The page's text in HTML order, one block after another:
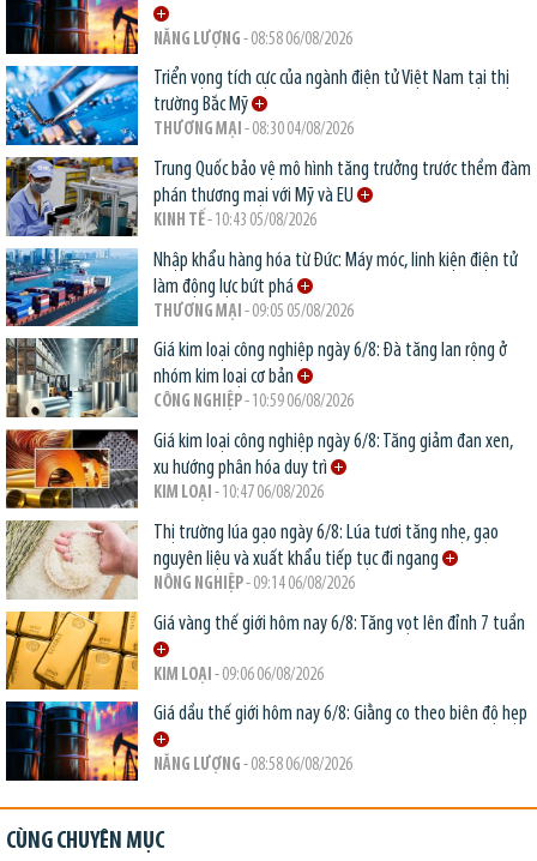
NĂNG LƯỢNG - 08:58 06/08/2026
Triển vọng tích cực của ngành điện tử Việt Nam tại thị
trường Bắc Mỹ
THƯƠNG MẠI - 08:30 04/08/2026
Trung Quốc bảo vệ mô hình tăng trưởng trước thềm đàm
phán thương mại với Mỹ và EU
KINH TẾ- 10:43 05/08/2026
Nhập khẩu hàng hóa từ Đức: Máy móc, linh kiện điện tử
làm động lực bứt phá
THƯƠNG MẠI - 09:05 05/08/2026
Giá kim loại công nghiệp ngày 6/8: Đà tăng lan rộng ở
nhóm kim loại cơ bản
CÔNG NGHIỆP- 10:59 06/08/2026
Giá kim loại công nghiệp ngày 6/8: Tăng giảm đan xen,
xu hướng phân hóa duy trì
KIM LOẠI - 10:47 06/08/2026
Thị trường lúa gạo ngày 6/8: Lúa tươi tăng nhẹ, gạo
nguyên liệu và xuất khẩu tiếp tục đi ngang
NÔNG NGHIỆP- 09:14 06/08/2026
Giá vàng thế giới hôm nay 6/8: Tăng vọt lên đỉnh 7 tuần
KIM LOẠI - 09:06 06/08/2026
Giá dầu thế giới hôm nay 6/8: Giằng co theo biên độ hẹp
NĂNG LƯỢNG - 08:58 06/08/2026
CÙNG CHUYÊN MỤC